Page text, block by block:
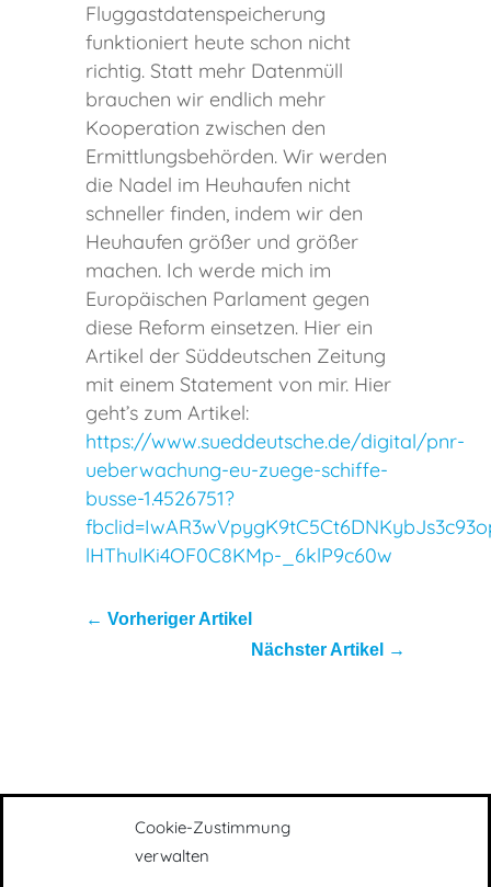
Cookie-Zustimmung
verwalten
Fluggastdatenspeicherung
funktioniert heute schon nicht
richtig. Statt mehr Datenmüll
brauchen wir endlich mehr
Kooperation zwischen den
Ermittlungsbehörden. Wir werden
die Nadel im Heuhaufen nicht
schneller finden, indem wir den
Heuhaufen größer und größer
machen. Ich werde mich im
Europäischen Parlament gegen
diese Reform einsetzen. Hier ein
Artikel der Süddeutschen Zeitung
mit einem Statement von mir. Hier
geht’s zum Artikel:
https://www.sueddeutsche.de/digital/pnr-
ueberwachung-eu-zuege-schiffe-
busse-1.4526751?
lHThulKi4OF0C8KMp-_6klP9c60w
←Vorheriger Artikel
Nächster Artikel
→